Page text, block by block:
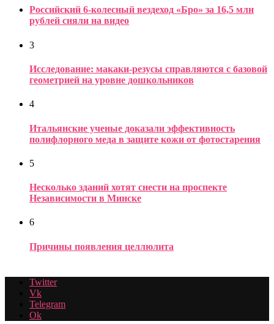
Российский 6-колесный вездеход «Бро» за 16,5 млн
рублей сняли на видео
3
Исследование: макаки-резусы справляются с базовой
геометрией на уровне дошкольников
4
Итальянские ученые доказали эффективность
полифлорного меда в защите кожи от фотостарения
5
Несколько зданий хотят снести на проспекте
Независимости в Минске
6
Причины появления целлюлита
Twitter
Vk
Telegram
Ok